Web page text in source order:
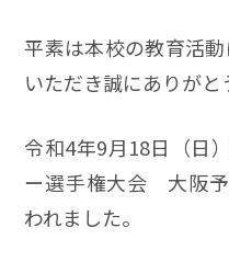
平素は本校の教育活
いただき誠にありがと
令和4年9月18日（日
ー選手権大会 大阪
われました。